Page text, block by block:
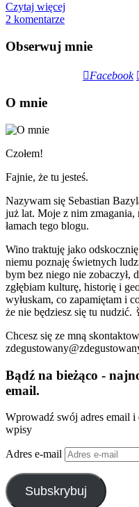
Czytaj więcej
2 komentarze
Obserwuj mnie
Facebook
O mnie
Czołem!
Fajnie, że tu jesteś.
Nazywam się Sebastian
już lat. Moje z nim zmagania,
łamach tego blogu.
Wino traktuję jako
niemu poznaję świetnych
bym bez niego nie zobaczył,
zgłębiam kulturę, historię i
wyłuskam, co zapamiętam i
że nie będziesz się tu nudzić.
Chcesz się ze mną
Bądź na bieżąco -
email.
Wprowadź swój adres email
wpisy
Adres e-mail
Subskrybuj